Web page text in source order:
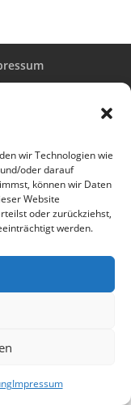
wir Technologien wie
oder darauf
können wir Daten
Website
oder zurückziehst,
werden.
Impressum
by